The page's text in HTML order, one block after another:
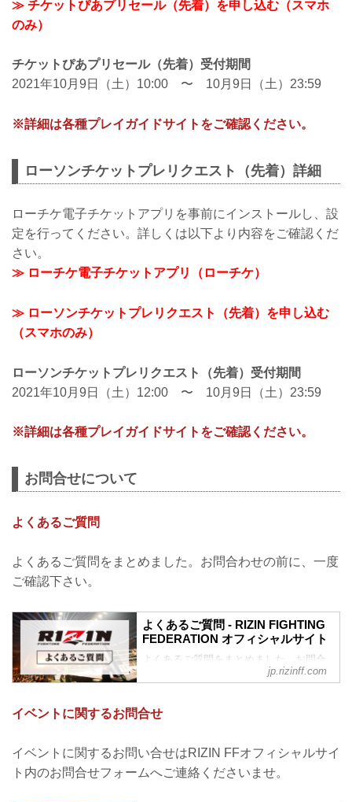
≫ チケットぴあプリセール（先着）を申し込む（スマホ
のみ）
チケットぴあプリセール（先着）受付期間
2021年10月9日（土）10:00 〜 10月9日（土）23:59
※詳細は各種プレイガイドサイトをご確認ください。
ローソンチケットプレリクエスト（先着）詳細
ローチケ電子チケットアプリを事前にインストールし、設
定を行ってください。詳しくは以下より内容をご確認くだ
さい。
≫ ローチケ電子チケットアプリ（ローチケ）
≫ ローソンチケットプレリクエスト（先着）を申し込む
（スマホのみ）
ローソンチケットプレリクエスト（先着）受付期間
2021年10月9日（土）12:00 〜 10月9日（土）23:59
※詳細は各種プレイガイドサイトをご確認ください。
お問合せについて
よくあるご質問
よくあるご質問をまとめました。お問合わせの前に、一度
ご確認下さい。
よくあるご質問 - RIZIN FIGHTING
FEDERATION オフィシャルサイト
よくあるご質問をまとめました。お問合
わせの前に、一度ご確認下さい。
Q1. より良い席で観戦したいのですが、
どの先行でチケットを買うと一番良い席
A. ①ファンクラブ先行（超強者→強者）
→ ②先行販売（オフィシャルサイト先
行・ プレイガイド先行 ・番組・チラシ等
jp.rizinff.com
イベントに関するお問合せ
イベントに関するお問い合せはRIZIN FFオフィシャルサイ
ト内のお問合せフォームへご連絡くださいませ。